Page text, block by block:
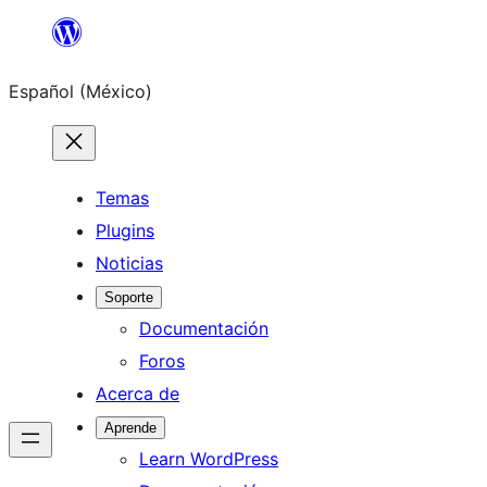
Saltar
contenido
Español (México)
Temas
Plugins
Noticias
Soporte
Documentación
Foros
Acerca de
Aprende
Learn WordPress